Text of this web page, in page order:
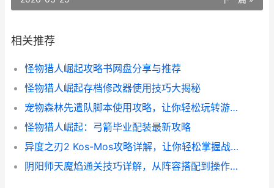
相关推荐
怪物猎人崛起攻略书网盘分享与推荐
怪物猎人崛起存档修改器使用技巧大揭秘
宠物森林先遣队脚本使用攻略，让你轻松玩转游戏！
怪物猎人崛起：弓箭毕业配装最新攻略
异度之刃2 Kos-Mos攻略详解，让你轻松掌握战斗技巧
阴阳师天魔焰通关技巧详解，从阵容搭配到操作心得全都有！